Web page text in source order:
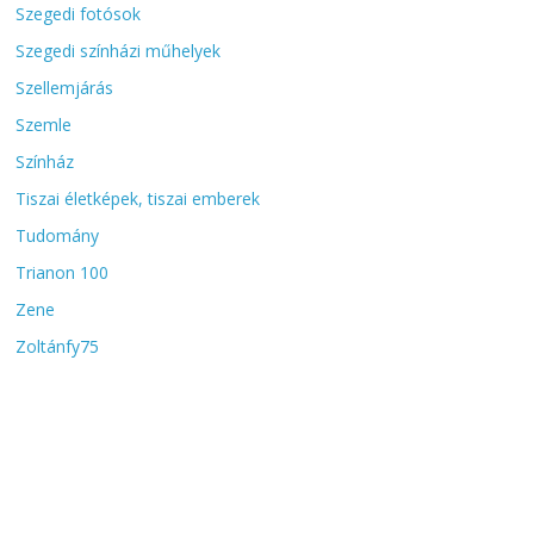
Szegedi fotósok
Szegedi színházi műhelyek
Szellemjárás
Szemle
Színház
Tiszai életképek, tiszai emberek
Tudomány
Trianon 100
Zene
Zoltánfy75